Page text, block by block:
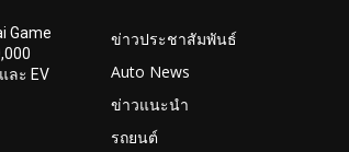
Game
ละ EV
ข่าวประชาสัมพันธ์
Auto News
ข่าวแนะนำ
รถยนต์